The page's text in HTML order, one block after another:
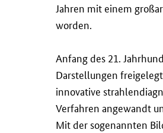
Jahren mit einem
worden.
Anfang des 21.
Darstellungen
innovative
Verfahren angewandt
Mit der sogenannten